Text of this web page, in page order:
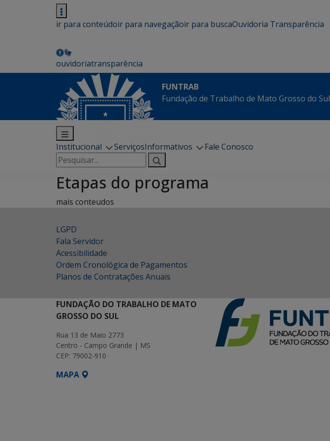
ir para conteúdoir para navegaçãoir para buscaOuvidoria Transparência
ouvidoriatransparência
FUNTRAB
Fundação de Trabalho de Mato Grosso do Sul
Institucional ServiçosInformativos
Fale Conosco
Pesquisar
por:
Etapas do programa
mais conteudos
LGPD
Fala Servidor
Acessibilidade
Ordem Cronológica de Pagamentos
Planos de Contratações Anuais
FUNDAÇÃO DO TRABALHO DE MATO
GROSSO DO SUL
Rua 13 de Maio 2773
Centro - Campo Grande | MS
CEP: 79002-910
MAPA